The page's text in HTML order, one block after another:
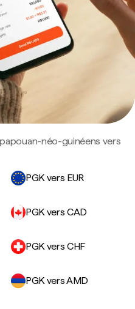
néo-guinéens vers
PGK vers EUR
PGK vers CAD
PGK vers CHF
PGK vers AMD